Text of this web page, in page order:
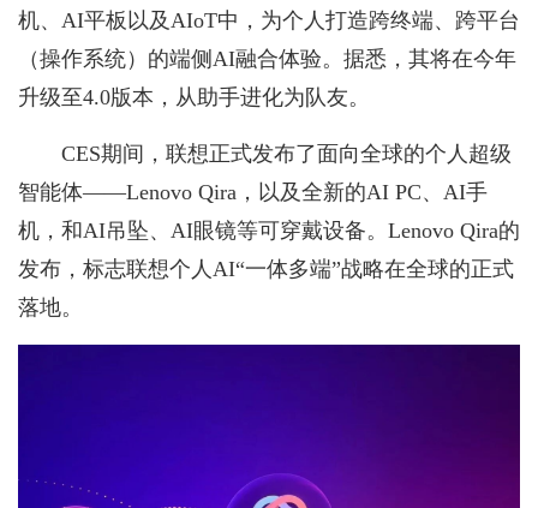
机、AI平板以及AIoT中，为个人打造跨终端、跨平台
（操作系统）的端侧AI融合体验。据悉，其将在今年
升级至4.0版本，从助手进化为队友。
CES期间，联想正式发布了面向全球的个人超级
智能体——Lenovo Qira，以及全新的AI PC、AI手
机，和AI吊坠、AI眼镜等可穿戴设备。Lenovo Qira的
发布，标志联想个人AI“一体多端”战略在全球的正式
落地。